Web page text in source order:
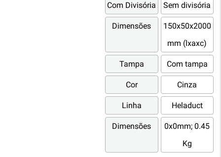
Com Divisória Sem divisória
Dimensões
150x50x2000
mm (lxaxc)
Tampa Com tampa
Cor Cinza
Linha Heladuct
Dimensões
0x0mm; 0.45
Kg